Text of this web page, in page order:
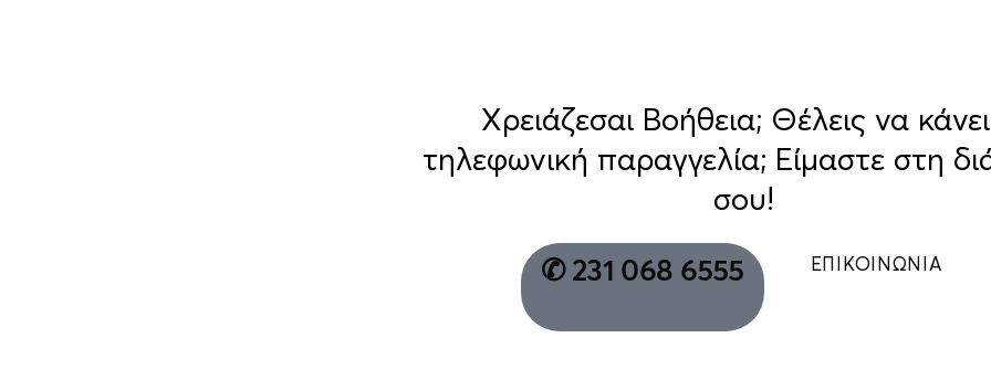
Χρειάζεσαι Βοήθεια; Θέλεις να
τηλεφωνική παραγγελία; Είμαστε στη
σου!
✆ 231 068 6555 ΕΠΙΚΟΙΝΩΝΙΑ